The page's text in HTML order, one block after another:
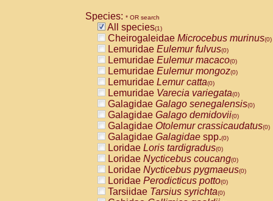
Species: * OR search
All species(1)
Cheirogaleidae Microcebus murinus(0)
Lemuridae Eulemur fulvus(0)
Lemuridae Eulemur macaco(0)
Lemuridae Eulemur mongoz(0)
Lemuridae Lemur catta(0)
Lemuridae Varecia variegata(0)
Galagidae Galago senegalensis(0)
Galagidae Galago demidovii(0)
Galagidae Otolemur crassicaudatus(0)
Galagidae Galagidae spp.(0)
Loridae Loris tardigradus(0)
Loridae Nycticebus coucang(0)
Loridae Nycticebus pygmaeus(0)
Loridae Perodicticus potto(0)
Tarsiidae Tarsius syrichta(0)